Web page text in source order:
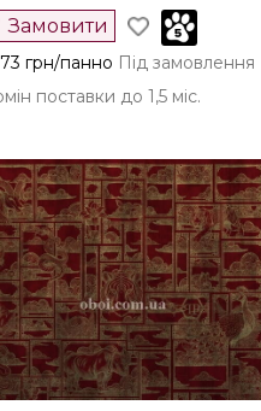
Замовити
грн/панно Під замовлення
поставки до 1,5 міс.